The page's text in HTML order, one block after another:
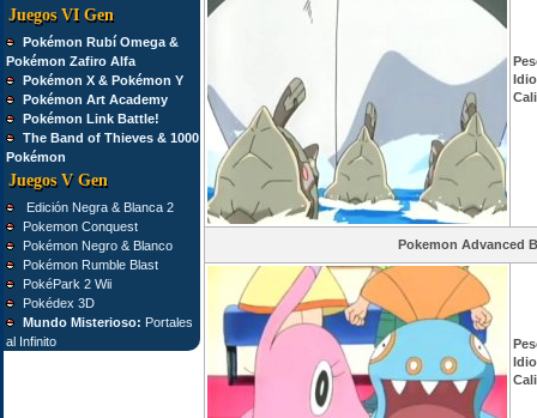
Juegos VI Gen
Pokémon Rubí Omega &
Pokémon Zafiro Alfa
Pokémon X & Pokémon Y
Pokémon Art Academy
Pokémon Link Battle!
The Band of Thieves & 1000
Pokémon
Juegos V Gen
Edición Negra & Blanca 2
Pokemon Conquest
Pokémon Negro & Blanco
Pokémon Rumble Blast
PokéPark 2 Wii
Pokédex 3D
Mundo Misterioso: Portales
al Infinito
Pokemon Advanced